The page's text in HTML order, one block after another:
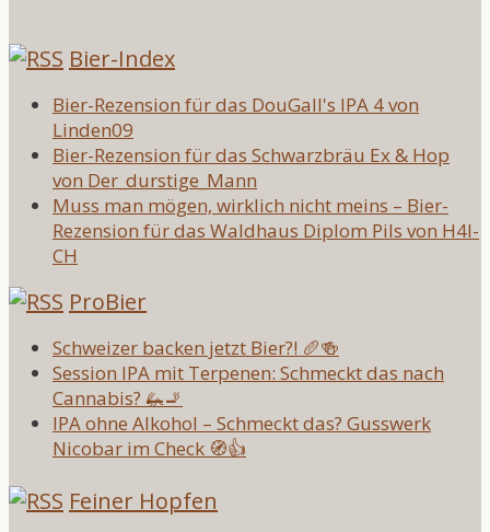
Bier-Index
Bier-Rezension für das DouGall's IPA 4 von
Linden09
Bier-Rezension für das Schwarzbräu Ex & Hop
von Der_durstige_Mann
Muss man mögen, wirklich nicht meins – Bier-
Rezension für das Waldhaus Diplom Pils von H4l-
CH
ProBier
Schweizer backen jetzt Bier?! 🥖🍻
Session IPA mit Terpenen: Schmeckt das nach
Cannabis? 🦗🚬
IPA ohne Alkohol – Schmeckt das? Gusswerk
Nicobar im Check 🧭👍
Feiner Hopfen